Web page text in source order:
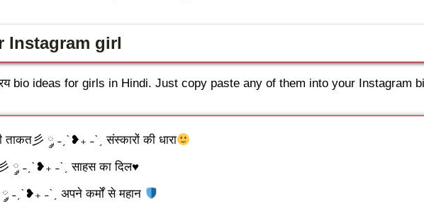
Instagram girl
bio ideas for girls in Hindi. Just copy paste any of them into your Instagram
ताकत彡 ༘ ˗ˏˋ❥₊ ˗ˋˏ संस्कारों की धारा
˗ˏˋ❥₊ ˗ˋˏ साहस का दिल♥
˗ˏˋ❥₊ ˗ˋˏ अपने कर्मों से महान